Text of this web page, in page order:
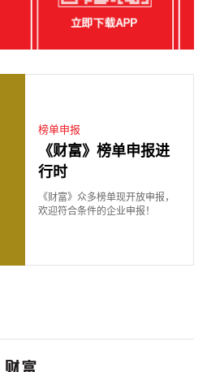
榜单申报
《财富》榜单申报进
行时
《财富》众多榜单现开放申报，
欢迎符合条件的企业申报！